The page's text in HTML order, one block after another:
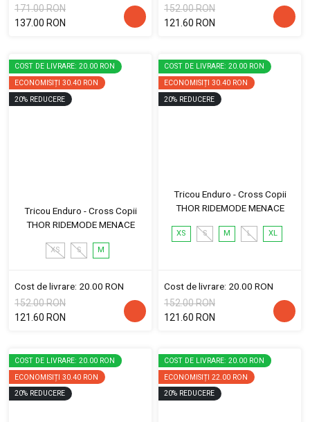
171.00 RON
137.00 RON
152.00 RON
121.60 RON
COST DE LIVRARE: 20.00 RON
ECONOMISIȚI 30.40 RON
20% REDUCERE
Tricou Enduro - Cross Copii
THOR RIDEMODE MENACE
XS S M
Cost de livrare: 20.00 RON
152.00 RON
121.60 RON
COST DE LIVRARE: 20.00 RON
ECONOMISIȚI 30.40 RON
20% REDUCERE
Tricou Enduro - Cross Copii
THOR RIDEMODE MENACE
XS S M L XL
Cost de livrare: 20.00 RON
152.00 RON
121.60 RON
COST DE LIVRARE: 20.00 RON
ECONOMISIȚI 30.40 RON
20% REDUCERE
COST DE LIVRARE: 20.00 RON
ECONOMISIȚI 22.00 RON
20% REDUCERE